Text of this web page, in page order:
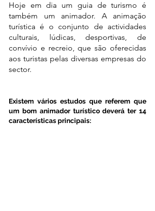
Hoje em dia um guia de turismo é
também um animador. A animação
turística é o conjunto de actividades
culturais, lúdicas, desportivas, de
convívio e recreio, que são oferecidas
aos turistas pelas diversas empresas do
sector.
Existem vários estudos que referem que
um bom animador turístico deverá ter 14
características principais: